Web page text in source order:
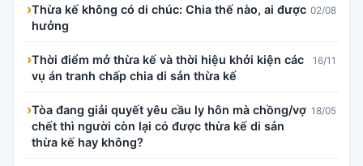
›Thừa kế không có di chúc: Chia thế nào, ai được
hưởng
02/08
›Thời điểm mở thừa kế và thời hiệu khởi kiện các
vụ án tranh chấp chia di sản thừa kế
16/11
›Tòa đang giải quyết yêu cầu ly hôn mà chồng/vợ
chết thì người còn lại có được thừa kế di sản
thừa kế hay không?
18/05